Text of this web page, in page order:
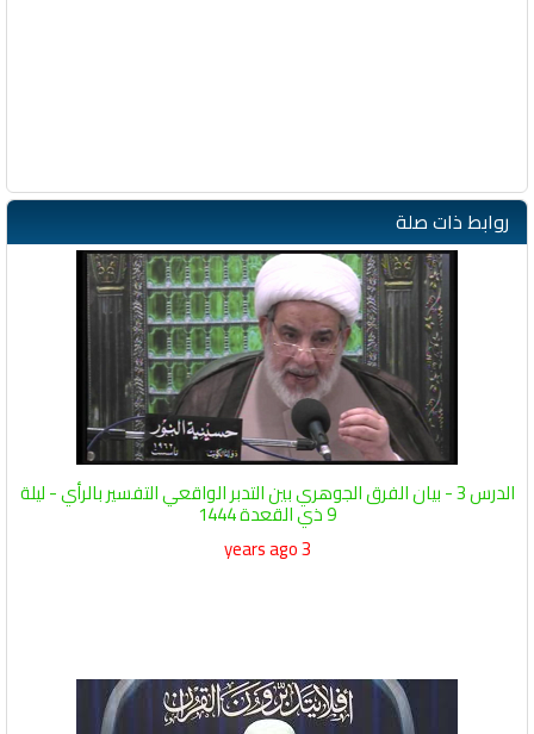
روابط ذات صلة
الدرس 3 - بيان الفرق الجوهري بين التدبر الواقعي التفسير بالرأي - ليلة
9 ذي القعدة 1444
3 years ago